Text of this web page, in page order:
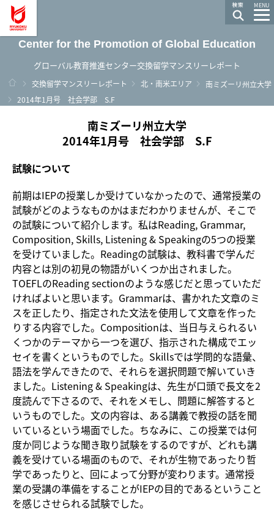
MENU
Center for the Promotion of Global Education
グローバル教育推進センター交換留学マンスリーレポート
ホーム
交換留学マンスリーレポート 北・南米エリア
南ミズーリ州立大学
2014年1月号 社会学部 S.F
南ミズーリ州立大学
2014年1月号 社会学部 S.F
試験について
前期はIEPの授業しか受けていなかったので、通常授業の
試験がどのようなものかはまだわかりませんが、そこで
の試験について紹介します。私はReading, Grammar,
Composition, Skills, Listening & Speakingの5つの授業
を受けていました。Readingの試験は、教科書で学んだ
内容とは別の初見の物語がいくつか出されました。
TOEFLのReading sectionのような感じだと思っていただ
ければよいと思います。Grammarは、書かれた文章のミ
スを正したり、指定された文法を使用して文章を作った
りする内容でした。Compositionは、当日与えられるい
くつかのテーマから一つを選び、指示された構成でエッ
セイを書くというものでした。Skillsでは学問的な語彙、
語法を学んできたので、それらを選択問題で解いていき
ました。Listening & Speakingは、先生が口頭で長文を2
度読んで下さるので、それをメモし、問題に解答すると
いうものでした。文の内容は、ある講義で教授の話を聞
いているという場面でした。ちなみに、この授業では何
度か同じような聞き取り試験をするのですが、どれも講
義を受けている場面のもので、それが生物であったり哲
学であったりと、回によって分野が変わります。通常授
業の受講の準備をすることがIEPの目的であるということ
を感じさせられる試験でした。